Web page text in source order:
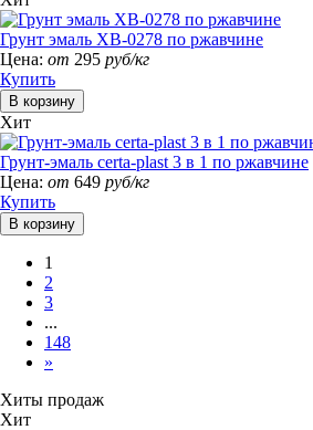
Грунт эмаль ХВ-0278 по ржавчине
Цена: от 295 руб/кг
Купить
Хит
Грунт-эмаль certa-plast 3 в 1 по ржавчине
Цена: от 649 руб/кг
Купить
1
2
3
...
148
»
Хиты продаж
Хит